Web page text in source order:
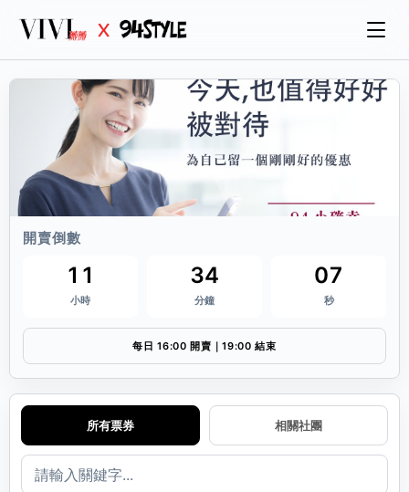
開賣倒數
11
小時
34
分鐘
07
秒
每日 16:00 開賣｜19:00 結束
所有票券 相關社團